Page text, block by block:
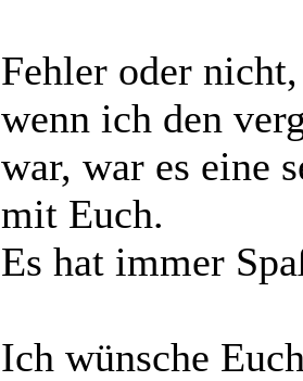
Fehler oder
wenn ich den
war, war es eine
mit Euch.
Es hat immer
Ich wünsche